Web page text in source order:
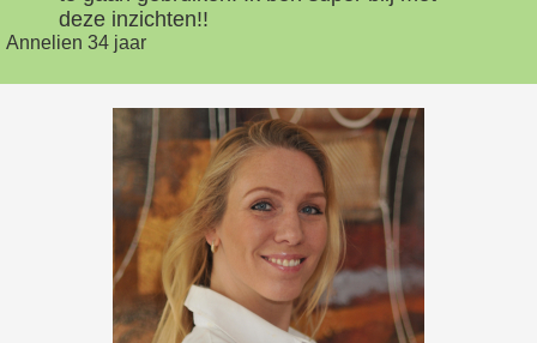
deze inzichten!!
Annelien 34 jaar